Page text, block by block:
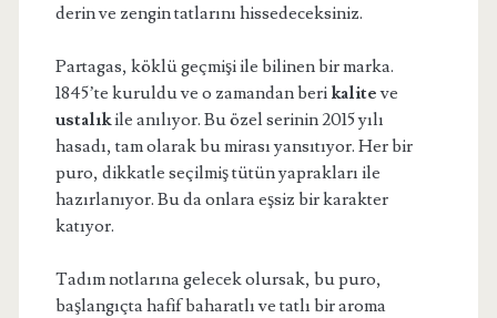
derin ve zengin tatlarını hissedeceksiniz.
Partagas, köklü geçmişi ile bilinen bir marka.
1845’te kuruldu ve o zamandan beri kaliteve
ustalıkile anılıyor. Bu özel serinin 2015 yılı
hasadı, tam olarak bu mirası yansıtıyor. Her bir
puro, dikkatle seçilmiş tütün yaprakları ile
hazırlanıyor. Bu da onlara eşsiz bir karakter
katıyor.
Tadım notlarına gelecek olursak, bu puro,
başlangıçta hafif baharatlı ve tatlı bir aroma